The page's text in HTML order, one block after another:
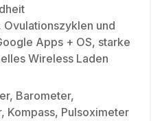
und
Apps + OS, starke
Wireless Laden
Barometer,
Kompass, Pulsoximeter